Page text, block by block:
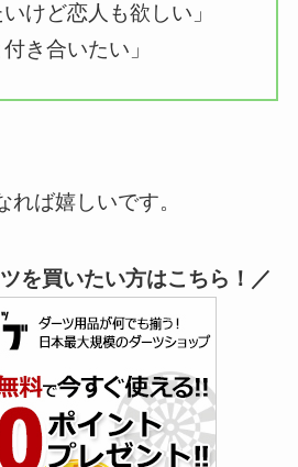
けど恋人も欲しい」
き合いたい」
ば嬉しいです。
を買いたい方はこちら！／